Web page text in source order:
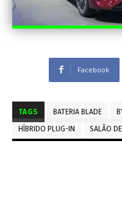
Facebook
TAGS BATERIA BLADE
HÍBRIDO PLUG-IN
SALÃO